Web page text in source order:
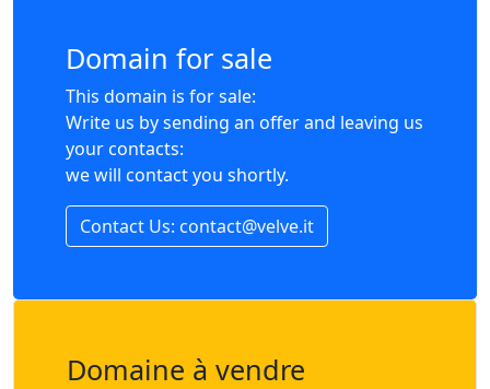
Domain for sale
This domain is for sale:
Write us by sending an offer and leaving us
your contacts:
we will contact you shortly.
Contact Us: contact@velve.it
Domaine à vendre